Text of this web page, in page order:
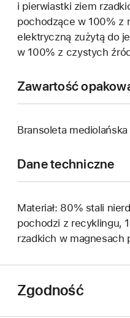
i pierwiastki ziem
pochodzące w 100% z
elektryczną zużytą do
w 100% z czystych
Zawartość
Bransoleta mediolańska
Dane techniczne
Materiał: 80% stali
pochodzi z recyklingu,
rzadkich w magnesach
Zgodność